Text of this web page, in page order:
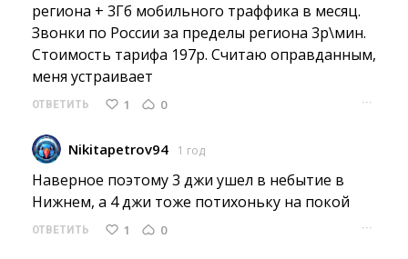
региона + 3Гб мобильного траффика в месяц.
Звонки по России за пределы региона 3р\мин.
Стоимость тарифа 197р. Считаю оправданным,
меня устраивает
ОТВЕТИТЬ 1 0 ···
Nikitapetrov94 1 год
Наверное поэтому 3 джи ушел в небытие в
Нижнем, а 4 джи тоже потихоньку на покой
ОТВЕТИТЬ 1 0 ···